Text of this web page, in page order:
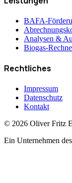
BAFA-
Analysen &
Biogas-
Rechtliches
Impressum
Datenschutz
Kontakt
© 2026 Oliver Fritz
Ein Unternehmen des